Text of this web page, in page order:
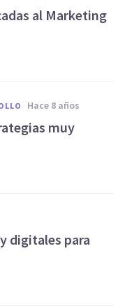
al Marketing
hace 8 años
muy
digitales para